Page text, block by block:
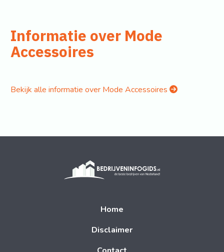
Informatie over Mode
Accessoires
Bekijk alle informatie over Mode Accessoires
Home
Disclaimer